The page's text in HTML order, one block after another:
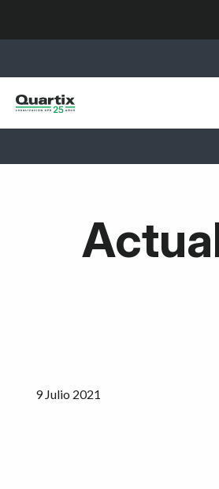
9 Julio 2021
Historias de éxito
Conviértete en socio